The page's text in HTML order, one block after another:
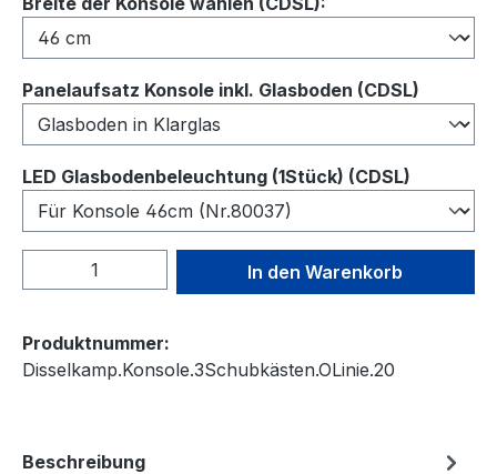
Panelaufsatz Konsole inkl. Glasboden (CDSL)
LED Glasbodenbeleuchtung (1Stück) (CDSL)
Produkt Anzahl: Gib denIn den Warenkorb
Produktnummer:
Disselkamp.Konsole.3Schubkästen.OLinie.20
Beschreibung